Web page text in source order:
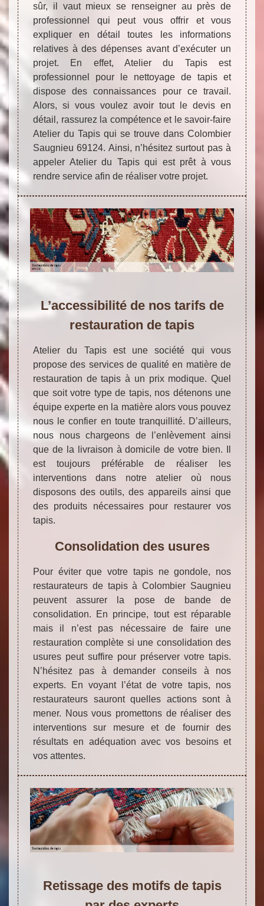
sûr, il vaut mieux se renseigner au près de
professionnel qui peut vous offrir et vous
expliquer en détail toutes les informations
relatives à des dépenses avant d’exécuter un
projet. En effet, Atelier du Tapis est
professionnel pour le nettoyage de tapis et
dispose des connaissances pour ce travail.
Alors, si vous voulez avoir tout le devis en
détail, rassurez la compétence et le savoir-faire
Atelier du Tapis qui se trouve dans Colombier
Saugnieu 69124. Ainsi, n’hésitez surtout pas à
appeler Atelier du Tapis qui est prêt à vous
rendre service afin de réaliser votre projet.
L’accessibilité de nos tarifs de
restauration de tapis
Atelier du Tapis est une société qui vous
propose des services de qualité en matière de
restauration de tapis à un prix modique. Quel
que soit votre type de tapis, nos détenons une
équipe experte en la matière alors vous pouvez
nous le confier en toute tranquillité. D’ailleurs,
nous nous chargeons de l’enlèvement ainsi
que de la livraison à domicile de votre bien. Il
est toujours préférable de réaliser les
interventions dans notre atelier où nous
disposons des outils, des appareils ainsi que
des produits nécessaires pour restaurer vos
tapis.
Consolidation des usures
Pour éviter que votre tapis ne gondole, nos
restaurateurs de tapis à Colombier Saugnieu
peuvent assurer la pose de bande de
consolidation. En principe, tout est réparable
mais il n’est pas nécessaire de faire une
restauration complète si une consolidation des
usures peut suffire pour préserver votre tapis.
N’hésitez pas à demander conseils à nos
experts. En voyant l’état de votre tapis, nos
restaurateurs sauront quelles actions sont à
mener. Nous vous promettons de réaliser des
interventions sur mesure et de fournir des
résultats en adéquation avec vos besoins et
vos attentes.
Retissage des motifs de tapis